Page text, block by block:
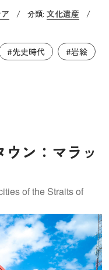
品など数々の考古学
も見つかっていま
形の棺が見つかった
のは、戦士や狩人を
辺の森に生きる動
ジア島嶼地域での人
についての理解を深
ます。
/ 分類: 文化遺産
/
#先史時代 #岩絵
ン：マラッ
of the Straits of